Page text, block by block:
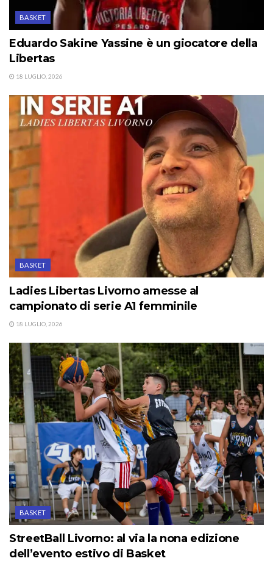
BASKET
Eduardo Sakine Yassine è un giocatore della
Libertas
18 LUGLIO, 2026
BASKET
Ladies Libertas Livorno amesse al
campionato di serie A1 femminile
18 LUGLIO, 2026
BASKET
StreetBall Livorno: al via la nona edizione
dell’evento estivo di Basket